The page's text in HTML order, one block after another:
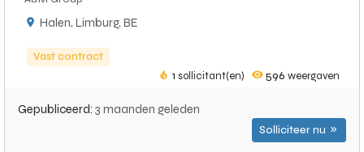
Halen, Limburg, BE
Vast contract
1 sollicitant(en) 596 weergaven
Gepubliceerd: 3 maanden geleden
Solliciteer nu